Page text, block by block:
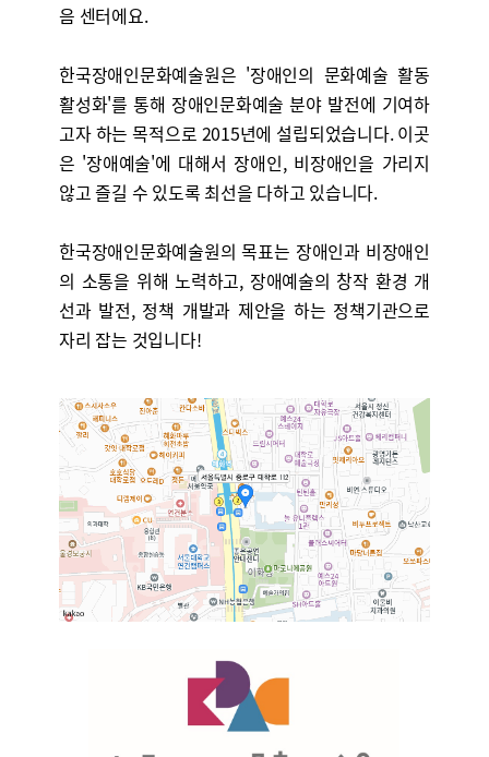
음 센터에요.
한국장애인문화예술원은 '장애인의 문화예술 활동
활성화'를 통해 장애인문화예술 분야 발전에 기여하
고자 하는 목적으로 2015년에 설립되었습니다. 이곳
은 '장애예술'에 대해서 장애인, 비장애인을 가리지
않고 즐길 수 있도록 최선을 다하고 있습니다.
한국장애인문화예술원의 목표는 장애인과 비장애인
의 소통을 위해 노력하고, 장애예술의 창작 환경 개
선과 발전, 정책 개발과 제안을 하는 정책기관으로
자리 잡는 것입니다!